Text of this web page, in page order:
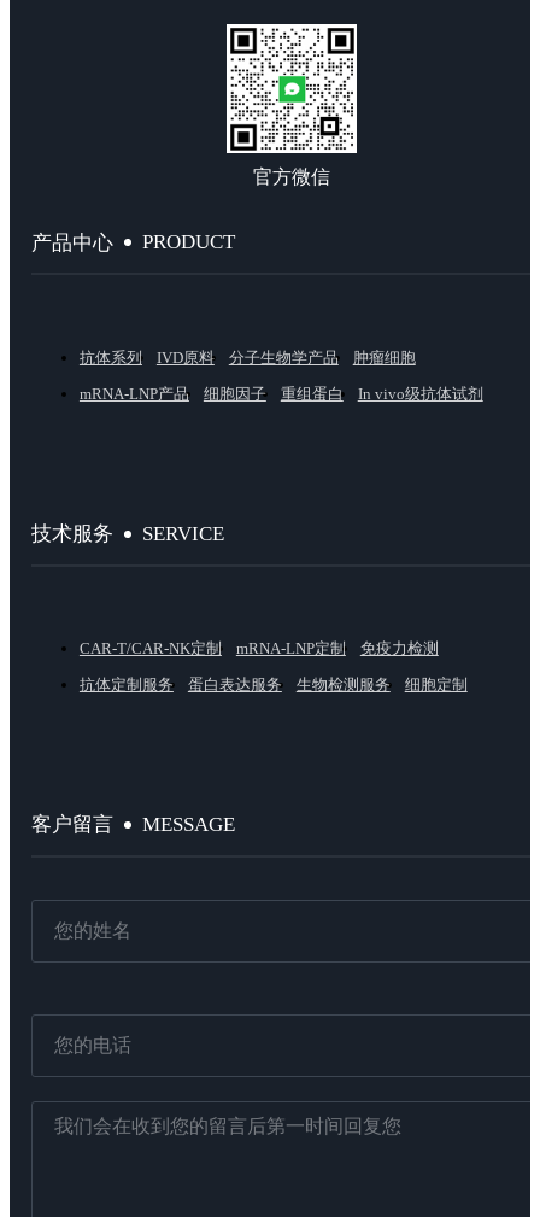
官方微信
产品中心 PRODUCT
抗体系列 IVD原料 分子生物学产品
肿瘤细胞
mRNA-LNP产品
细胞因子 重组蛋白 In vivo级抗体试剂
技术服务 SERVICE
CAR-T/CAR-NK定制 mRNA-LNP定制
免疫力检测
抗体定制服务
蛋白表达服务 生物检测服务 细胞定制
客户留言 MESSAGE